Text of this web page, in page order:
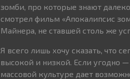
зомби, про которые знают
смотрел фильм «Апокалипсис
Майнера, не ставшей столь же
Я всего лишь хочу сказать, что
высокой и низкой. Если угодно
массовой культуре дает